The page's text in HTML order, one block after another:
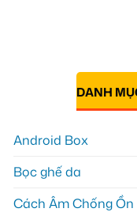
DANH
Android Box
Bọc ghế da
Cách Âm Chống Ồn